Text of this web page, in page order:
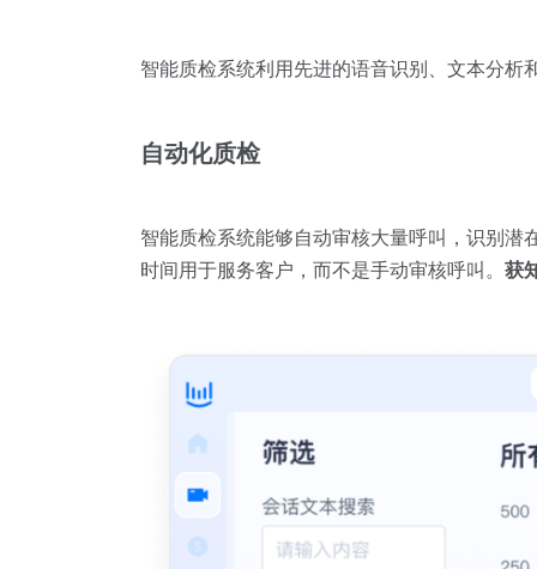
智能质检系统利用先进的语音识别、文本分
自动化质检
智能质检系统能够自动审核大量呼叫，识别
时间用于服务客户，而不是手动审核呼叫。 获